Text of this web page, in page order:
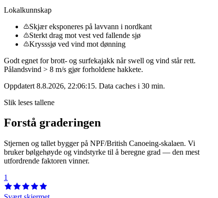
Lokalkunnskap
Skjær eksponeres på lavvann i nordkant
Sterkt drag mot vest ved fallende sjø
Krysssjø ved vind mot dønning
Godt egnet for brott- og surfekajakk når swell og vind står rett.
Pålandsvind > 8 m/s gjør forholdene hakkete.
Oppdatert 8.8.2026, 22:06:15. Data caches i 30 min.
Slik leses tallene
Forstå graderingen
Stjernen og tallet bygger på NPF/British Canoeing-skalaen. Vi
bruker bølgehøyde og vindstyrke til å beregne grad — den mest
utfordrende faktoren vinner.
1